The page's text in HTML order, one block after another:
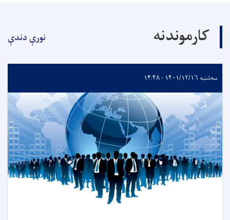
کارموندنه نورې دندې
سه‌شنبه ۱۴۰۱/۱۲/۱۶ - ۱۴:۴۸